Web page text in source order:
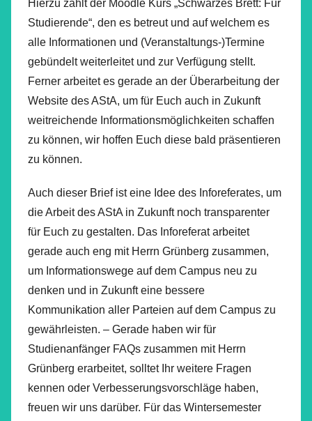
Hierzu zählt der Moodle Kurs „Schwarzes Brett: Für
Studierende“, den es betreut und auf welchem es
alle Informationen und (Veranstaltungs-)Termine
gebündelt weiterleitet und zur Verfügung stellt.
Ferner arbeitet es gerade an der Überarbeitung der
Website des AStA, um für Euch auch in Zukunft
weitreichende Informationsmöglichkeiten schaffen
zu können, wir hoffen Euch diese bald präsentieren
zu können.
Auch dieser Brief ist eine Idee des Inforeferates, um
die Arbeit des AStA in Zukunft noch transparenter
für Euch zu gestalten. Das Inforeferat arbeitet
gerade auch eng mit Herrn Grünberg zusammen,
um Informationswege auf dem Campus neu zu
denken und in Zukunft eine bessere
Kommunikation aller Parteien auf dem Campus zu
gewährleisten. – Gerade haben wir für
Studienanfänger FAQs zusammen mit Herrn
Grünberg erarbeitet, solltet Ihr weitere Fragen
kennen oder Verbesserungsvorschläge haben,
freuen wir uns darüber. Für das Wintersemester